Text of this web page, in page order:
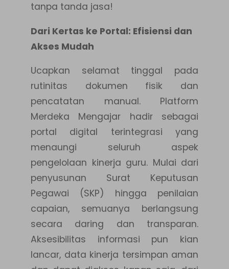
tanpa tanda jasa!
Dari Kertas ke Portal: Efisiensi dan
Akses Mudah
Ucapkan selamat tinggal pada
rutinitas dokumen fisik dan
pencatatan manual. Platform
Merdeka Mengajar hadir sebagai
portal digital terintegrasi yang
menaungi seluruh aspek
pengelolaan kinerja guru. Mulai dari
penyusunan Surat Keputusan
Pegawai (SKP) hingga penilaian
capaian, semuanya berlangsung
secara daring dan transparan.
Aksesibilitas informasi pun kian
lancar, data kinerja tersimpan aman